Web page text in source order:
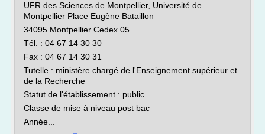
UFR des Sciences de Montpellier, Université de
Montpellier Place Eugène Bataillon
34095 Montpellier Cedex 05
Tél. : 04 67 14 30 30
Fax : 04 67 14 30 31
Tutelle : ministère chargé de l'Enseignement supérieur et
de la Recherche
Statut de l'établissement : public
Classe de mise à niveau post bac
Année...